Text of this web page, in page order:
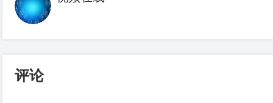
评论